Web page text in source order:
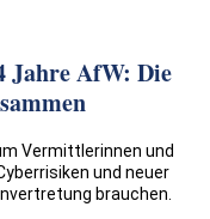
Jahre AfW: Die
Vermittlerinnen und
und neuer
brauchen.